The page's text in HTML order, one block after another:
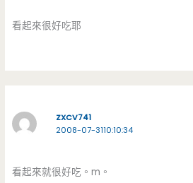
看起來很好吃耶
ZXCV741
2008-07-3110:10:34
看起來就很好吃。m。